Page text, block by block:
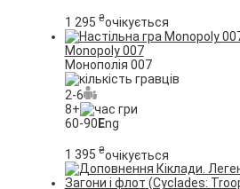
1 295 ₴очікується
Monopoly 007
Монополія 007
2-6
8+
60-90 Eng
1 395 ₴очікується